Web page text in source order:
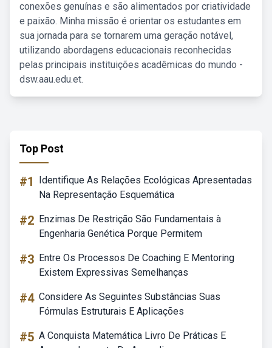
conexões genuínas e são alimentados por criatividade
e paixão. Minha missão é orientar os estudantes em
sua jornada para se tornarem uma geração notável,
utilizando abordagens educacionais reconhecidas
pelas principais instituições acadêmicas do mundo -
dsw.aau.edu.et.
Top Post
#1
Identifique As Relações Ecológicas Apresentadas
Na Representação Esquemática
#2 Enzimas De Restrição São Fundamentais à
Engenharia Genética Porque Permitem
#3 Entre Os Processos De Coaching E Mentoring
Existem Expressivas Semelhanças
#4 Considere As Seguintes Substâncias Suas
Fórmulas Estruturais E Aplicações
#5 A Conquista Matemática Livro De Práticas E